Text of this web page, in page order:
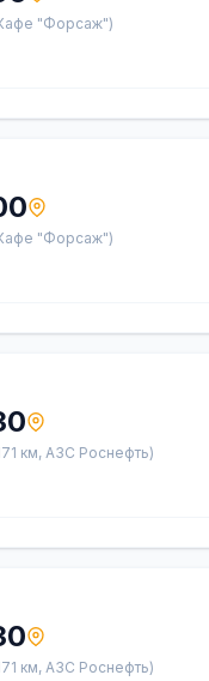
"Форсаж")
"Форсаж")
км, АЗС Роснефть)
км, АЗС Роснефть)